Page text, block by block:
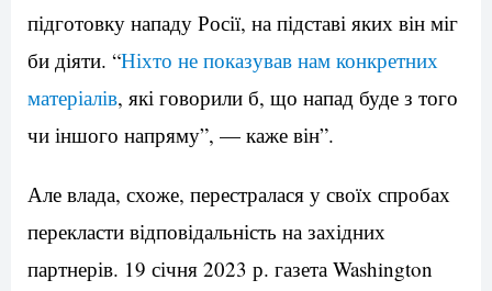
підготовку нападу Росії, на підставі яких він міг
би діяти. “Ніхто не показував нам конкретних
матеріалів, які говорили б, що напад буде з того
чи іншого напряму”, — каже він”.
Але влада, схоже, перестралася у своїх спробах
перекласти відповідальність на західних
партнерів. 19 січня 2023 р. газета Washington